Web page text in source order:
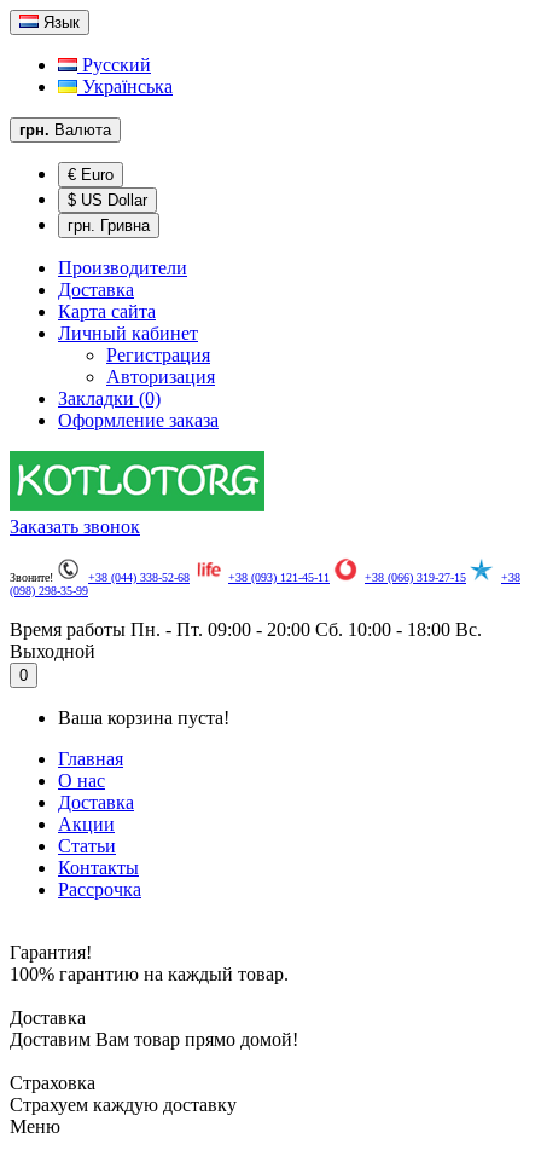
Язык
Русский
Українська
грн. Валюта
€ Euro
$ US Dollar
грн. Гривна
Производители
Доставка
Карта сайта
Личный кабинет
Регистрация
Авторизация
Закладки (0)
Оформление заказа
Заказать звонок
Звоните! +38 (044) 338-52-68 +38 (093) 121-45-11 +38 (066) 319-27-15
+38
(098) 298-35-99
Время работы Пн. - Пт. 09:00 - 20:00 Сб. 10:00 - 18:00 Вс.
Выходной
0
Ваша корзина пуста!
Главная
О нас
Доставка
Акции
Статьи
Контакты
Рассрочка
Гарантия!
100% гарантию на каждый товар.
Доставка
Доставим Вам товар прямо домой!
Страховка
Страхуем каждую доставку
Меню